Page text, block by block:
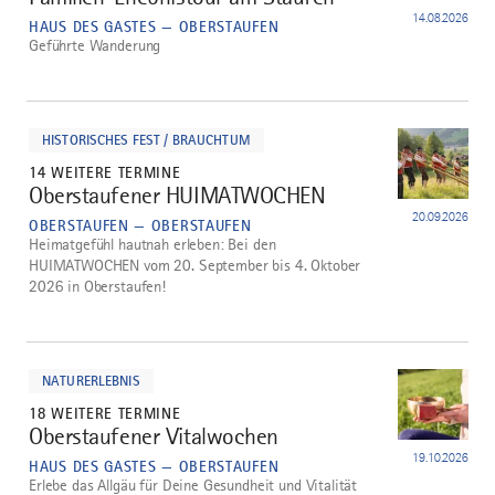
HAUS DES GASTES — OBERSTAUFEN 14.08.2026
Geführte Wanderung
HISTORISCHES FEST / BRAUCHTUM
14 WEITERE TERMINE
3
Oberstaufener HUIMATWOCHEN
OBERSTAUFEN — OBERSTAUFEN 20.09.2026
Heimatgefühl hautnah erleben: Bei den
HUIMATWOCHEN vom 20. September bis 4. Oktober
2026 in Oberstaufen!
NATURERLEBNIS
18 WEITERE TERMINE
4
Oberstaufener Vitalwochen
HAUS DES GASTES — OBERSTAUFEN 19.10.2026
Erlebe das Allgäu für Deine Gesundheit und Vitalität